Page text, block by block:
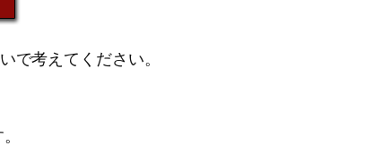
で考えてください。